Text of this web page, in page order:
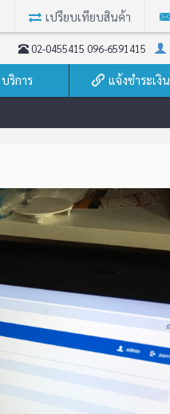
เปรียบเทียบสินค้า
02-0455415 096-6591415
บริการ แจ้งชำระเงิน